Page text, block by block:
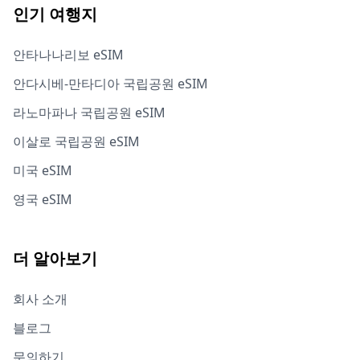
인기 여행지
안타나나리보 eSIM
안다시베-만타디아 국립공원 eSIM
라노마파나 국립공원 eSIM
이살로 국립공원 eSIM
미국 eSIM
영국 eSIM
더 알아보기
회사 소개
블로그